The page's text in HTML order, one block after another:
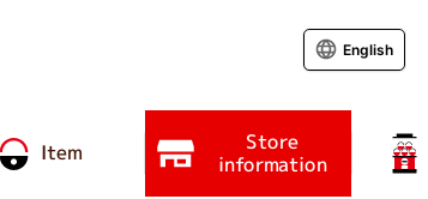
Item Store
information
English